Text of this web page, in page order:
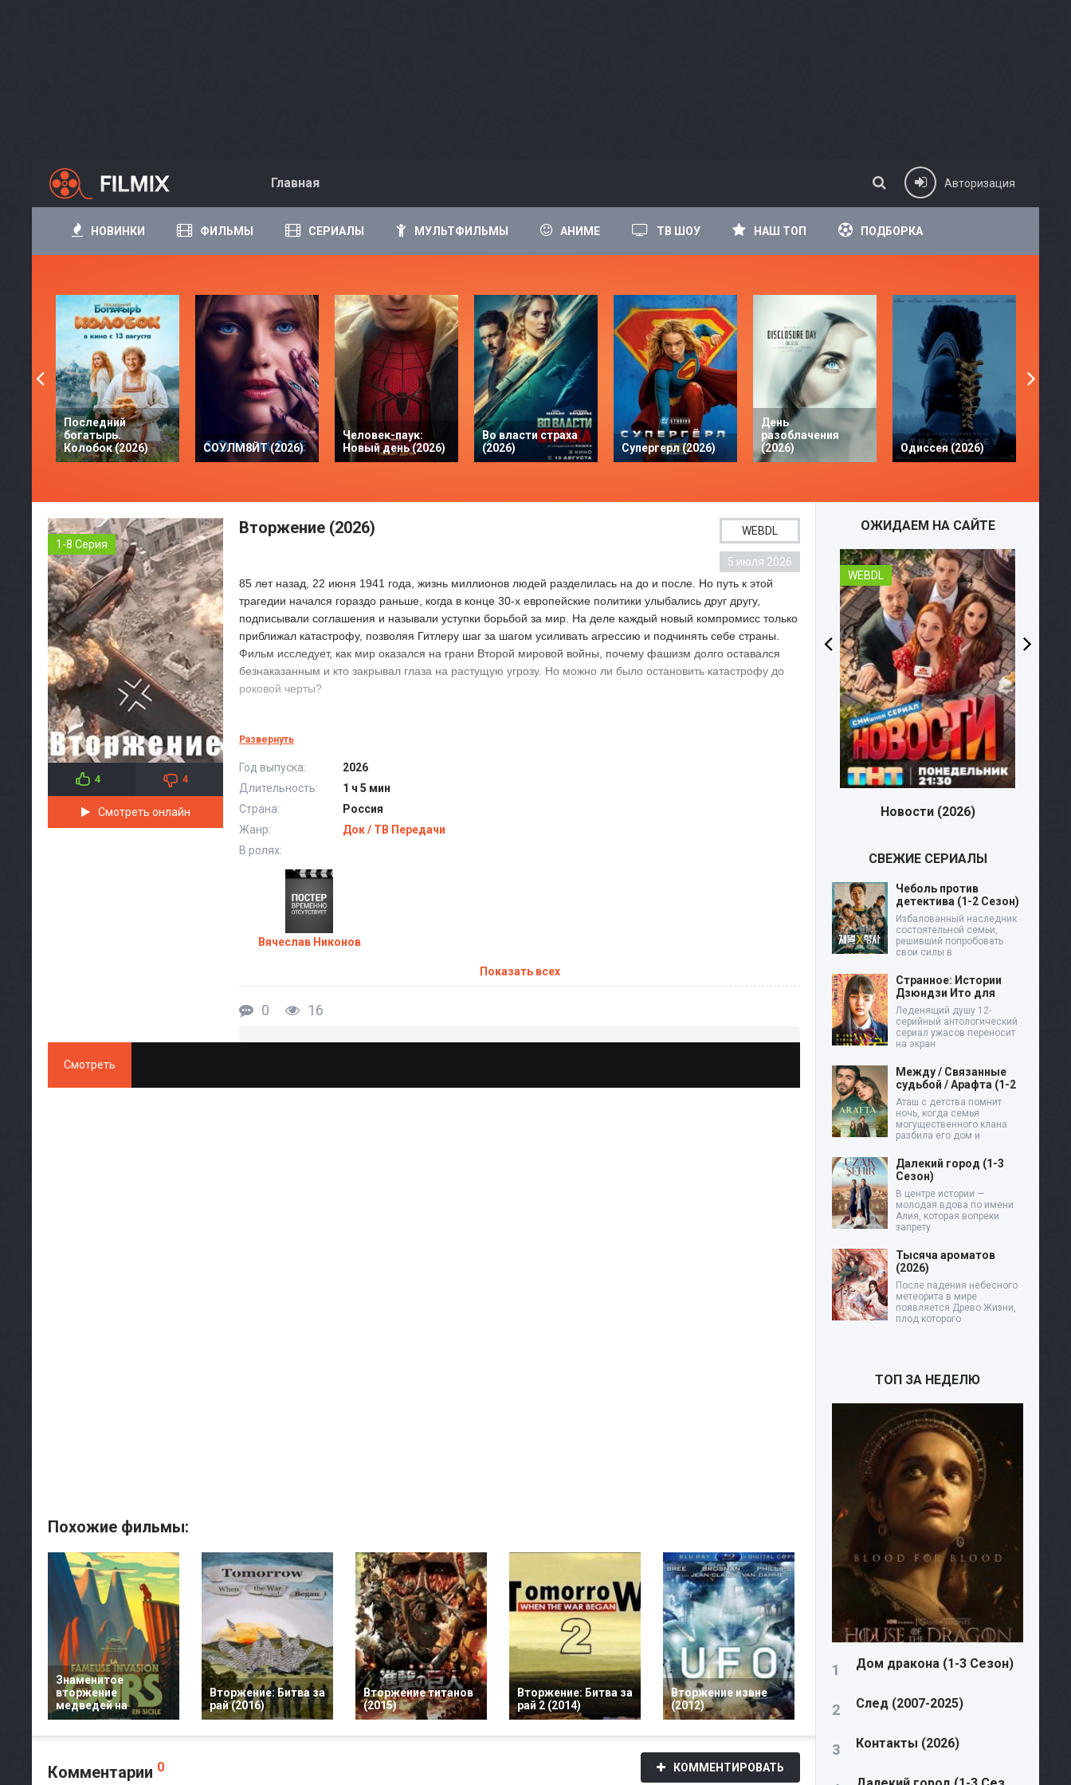
Главная Авторизация
НОВИНКИ ФИЛЬМЫ СЕРИАЛЫ МУЛЬТФИЛЬМЫ АНИМЕ ТВ ШОУ НАШ ТОП ПОДБОРКА
Последний
богатырь.
Колобок (2026)
СОУЛМ8ЙТ (2026)
Человек-паук:
Новый день (2026)
Во власти страха
(2026)
Супергерл (2026)
День
разоблачения
(2026)
Одиссея (2026)
1-8 Серия
4 4
Смотреть онлайн
Вторжение (2026) WEBDL
5 июля 2026
85 лет назад, 22 июня 1941 года, жизнь миллионов людей разделилась на до и после. Но путь к этой
трагедии начался гораздо раньше, когда в конце 30-х европейские политики улыбались друг другу,
подписывали соглашения и называли уступки борьбой за мир. На деле каждый новый компромисс только
приближал катастрофу, позволяя Гитлеру шаг за шагом усиливать агрессию и подчинять себе страны.
Фильм исследует, как мир оказался на грани Второй мировой войны, почему фашизм долго оставался
безнаказанным и кто закрывал глаза на растущую угрозу. Но можно ли было остановить катастрофу до
роковой черты?
Развернуть
Год выпуска:
2026
Длительность:
1 ч 5 мин
Страна:
Россия
Жанр:
Док / ТВ Передачи
В ролях:
Вячеслав Никонов
Показать всех
0 16
Смотреть
Похожие фильмы:
Знаменитое
вторжение
медведей на
Вторжение: Битва за
рай (2016)
Вторжение титанов
(2015)
Вторжение: Битва за
рай 2 (2014)
Вторжение извне
(2012)
Комментарии 0 КОММЕНТИРОВАТЬ
ОЖИДАЕМ НА САЙТЕ
WEBDL
Новости (2026)
СВЕЖИЕ СЕРИАЛЫ
Чеболь против
детектива (1-2 Сезон)
Избалованный наследник
состоятельной семьи,
решивший попробовать
свои силы в
Странное: Истории
Дзюндзи Ито для
Леденящий душу 12-
серийный антологический
сериал ужасов переносит
на экран
Между / Связанные
судьбой / Арафта (1-2
Аташ с детства помнит
ночь, когда семья
могущественного клана
разбила его дом и
Далекий город (1-3
Сезон)
В центре истории —
молодая вдова по имени
Алия, которая вопреки
запрету
Тысяча ароматов
(2026)
После падения небесного
метеорита в мире
появляется Древо Жизни,
плод которого
ТОП ЗА НЕДЕЛЮ
Дом дракона (1-3 Сезон)
След (2007-2025)
Контакты (2026)